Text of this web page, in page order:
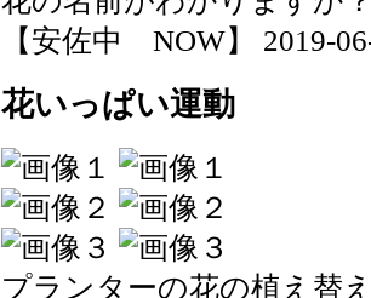
【安佐中 NOW】 2019-
花いっぱい運動
プランターの花の植え替